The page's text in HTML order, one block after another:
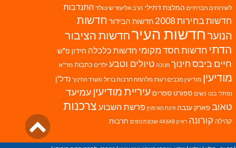
לשירותים חברתיים המלצת דתילי הרב אליעזר שינוולד התנדבות
חדשות בחירות 2008 חדשות הבידור חדשות
הנוערחדשות העירחדשות הציבור
הדתי חדשות חסד מקומי חדשות כלכלה חידון פ"ש
חיים ביבסחינוך חנוכה טיולים וטבע ילדים כתבות מד"א
מודיעין מודיעין מכבים רעות מלחמת חרבות ברזל משרד החינוך נדל"ן
נפתלי בנט נשים ספורט ספרים עיריית מודיעין עמיעד
טאוב פארק ענבה פינת האימוץ פרשת השבועצרכנות
קהילה קורונה ראיון 4X6X8 שכונת נופים תרבות